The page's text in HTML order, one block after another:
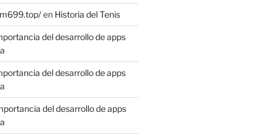
en Historia del Tenis
del desarrollo de apps
del desarrollo de apps
del desarrollo de apps